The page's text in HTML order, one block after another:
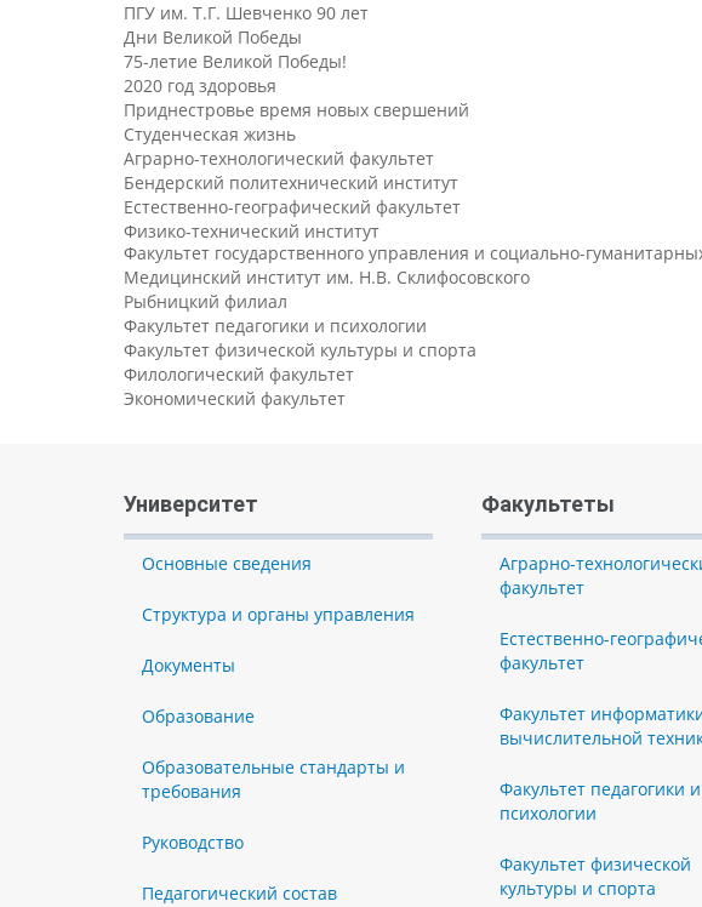
ПГУ им. Т.Г. Шевченко 90 лет
Дни Великой Победы
75-летие Великой Победы!
2020 год здоровья
Приднестровье время новых свершений
Студенческая жизнь
Аграрно-технологический факультет
Бендерский политехнический институт
Естественно-географический факультет
Физико-технический институт
Факультет государственного управления и социально-
Медицинский институт им. Н.В. Склифосовского
Рыбницкий филиал
Факультет педагогики и психологии
Факультет физической культуры и спорта
Филологический факультет
Экономический факультет
Университет
Основные сведения
Структура и органы управления
Документы
Образование
Образовательные стандарты и
требования
Руководство
Педагогический состав
Факультеты
Аграрно-
факультет
Естественно-
факультет
Факультет
вычислительной
Факультет педагогики и
психологии
Факультет физической
культуры и спорта